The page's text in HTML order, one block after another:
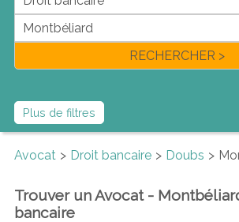
RECHERCHER >
Plus de filtres
Avocat Droit bancaire Doubs
Trouver un Avocat -
bancaire